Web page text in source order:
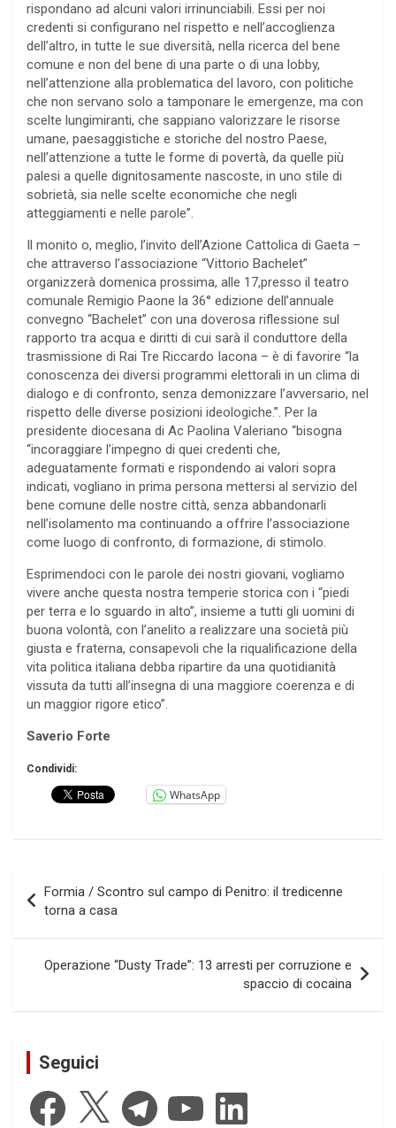
rispondano ad alcuni valori irrinunciabili. Essi per noi
credenti si configurano nel rispetto e nell’accoglienza
dell’altro, in tutte le sue diversità, nella ricerca del bene
comune e non del bene di una parte o di una lobby,
nell’attenzione alla problematica del lavoro, con politiche
che non servano solo a tamponare le emergenze, ma con
scelte lungimiranti, che sappiano valorizzare le risorse
umane, paesaggistiche e storiche del nostro Paese,
nell’attenzione a tutte le forme di povertà, da quelle più
palesi a quelle dignitosamente nascoste, in uno stile di
sobrietà, sia nelle scelte economiche che negli
atteggiamenti e nelle parole”.
Il monito o, meglio, l’invito dell’Azione Cattolica di Gaeta –
che attraverso l’associazione “Vittorio Bachelet”
organizzerà domenica prossima, alle 17,presso il teatro
comunale Remigio Paone la 36° edizione dell’annuale
convegno “Bachelet” con una doverosa riflessione sul
rapporto tra acqua e diritti di cui sarà il conduttore della
trasmissione di Rai Tre Riccardo Iacona – è di favorire “la
conoscenza dei diversi programmi elettorali in un clima di
dialogo e di confronto, senza demonizzare l’avversario, nel
rispetto delle diverse posizioni ideologiche.”. Per la
presidente diocesana di Ac Paolina Valeriano “bisogna
“incoraggiare l’impegno di quei credenti che,
adeguatamente formati e rispondendo ai valori sopra
indicati, vogliano in prima persona mettersi al servizio del
bene comune delle nostre città, senza abbandonarli
nell’isolamento ma continuando a offrire l’associazione
come luogo di confronto, di formazione, di stimolo.
Esprimendoci con le parole dei nostri giovani, vogliamo
vivere anche questa nostra temperie storica con i “piedi
per terra e lo sguardo in alto”, insieme a tutti gli uomini di
buona volontà, con l’anelito a realizzare una società più
giusta e fraterna, consapevoli che la riqualificazione della
vita politica italiana debba ripartire da una quotidianità
vissuta da tutti all’insegna di una maggiore coerenza e di
un maggior rigore etico”.
Saverio Forte
Condividi:
WhatsApp
articoli
Formia / Scontro sul campo di Penitro: il tredicenne
torna a casa
Operazione “Dusty Trade”: 13 arresti per corruzione e
spaccio di cocaina
Seguici
Facebook Telegram YouTube LinkedIn